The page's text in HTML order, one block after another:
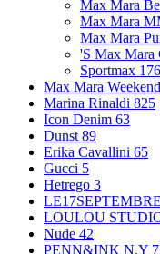
Max Mara
Max Mara
Max Mara
'S Max Mara
Sportmax 176
Max Mara Weekend
Marina Rinaldi 825
Icon Denim 63
Dunst 89
Erika Cavallini 65
Gucci 5
Hetrego 3
LE17SEPTEMBRE
LOULOU
Nude 42
PENN&INK N.Y